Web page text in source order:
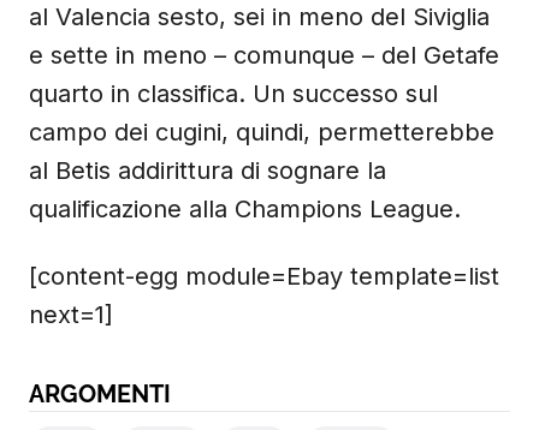
al Valencia sesto, sei in meno del Siviglia
e sette in meno – comunque – del Getafe
quarto in classifica. Un successo sul
campo dei cugini, quindi, permetterebbe
al Betis addirittura di sognare la
qualificazione alla Champions League.
[content-egg module=Ebay template=list
next=1]
ARGOMENTI